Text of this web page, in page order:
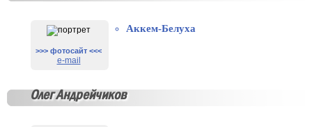
>>> фотосайт <<<
e-mail
Аккем-Белуха
Олег Андрейчиков